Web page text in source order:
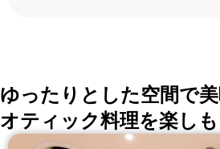
ゆったりとした空間で
オティック料理を楽し